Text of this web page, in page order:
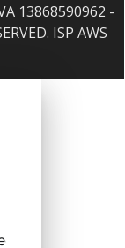
13868590962 -
ISP AWS